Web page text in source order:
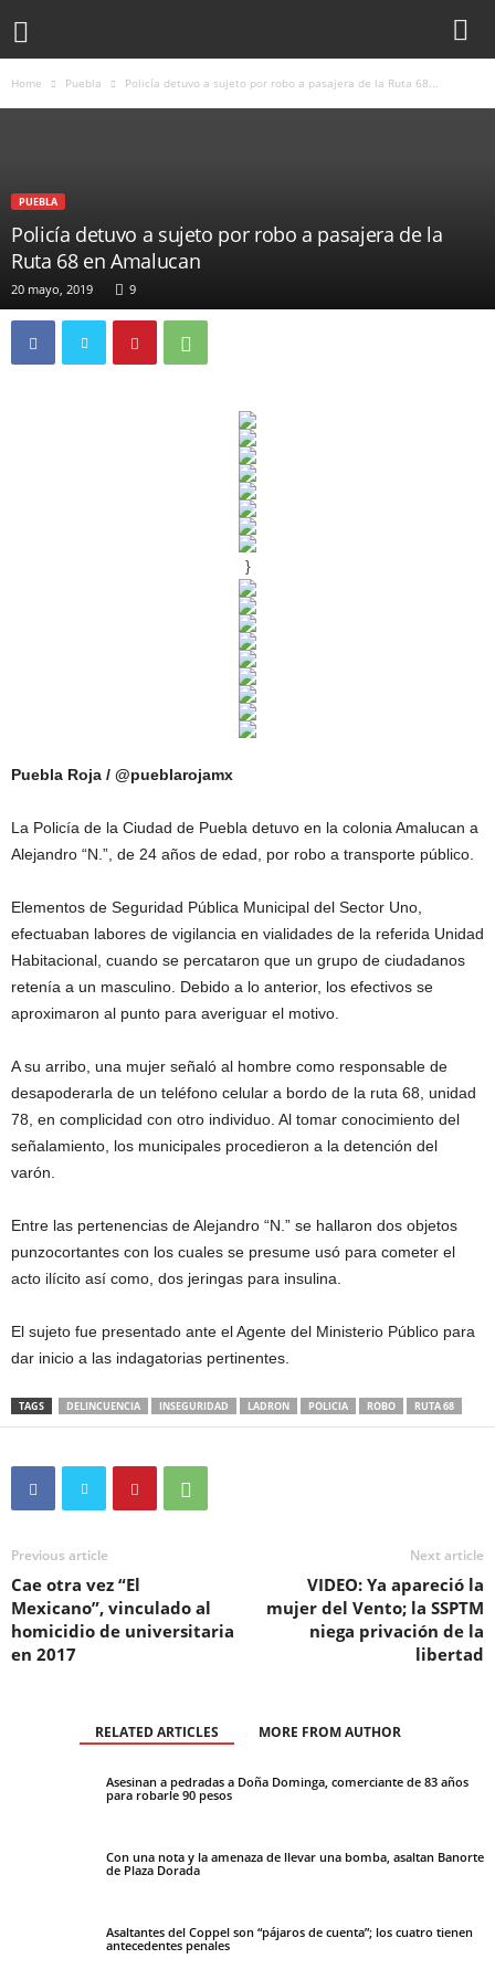
Home Puebla Policía detuvo a sujeto por robo a pasajera de la Ruta 68...
PUEBLA
Policía detuvo a sujeto por robo a pasajera de la
Ruta 68 en Amalucan
20 mayo, 2019 9
}
Puebla Roja / @pueblarojamx
La Policía de la Ciudad de Puebla detuvo en la colonia Amalucan a
Alejandro “N.”, de 24 años de edad, por robo a transporte público.
Elementos de Seguridad Pública Municipal del Sector Uno,
efectuaban labores de vigilancia en vialidades de la referida Unidad
Habitacional, cuando se percataron que un grupo de ciudadanos
retenía a un masculino. Debido a lo anterior, los efectivos se
aproximaron al punto para averiguar el motivo.
A su arribo, una mujer señaló al hombre como responsable de
desapoderarla de un teléfono celular a bordo de la ruta 68, unidad
78, en complicidad con otro individuo. Al tomar conocimiento del
señalamiento, los municipales procedieron a la detención del
varón.
Entre las pertenencias de Alejandro “N.” se hallaron dos objetos
punzocortantes con los cuales se presume usó para cometer el
acto ilícito así como, dos jeringas para insulina.
El sujeto fue presentado ante el Agente del Ministerio Público para
dar inicio a las indagatorias pertinentes.
TAGS DELINCUENCIA INSEGURIDAD LADRON POLICIA ROBO RUTA 68
Previous article
Cae otra vez “El
Mexicano”, vinculado al
homicidio de universitaria
en 2017
Next article
VIDEO: Ya apareció la
mujer del Vento; la SSPTM
niega privación de la
libertad
RELATED ARTICLES MORE FROM AUTHOR
Asesinan a pedradas a Doña Dominga, comerciante de 83 años
para robarle 90 pesos
Con una nota y la amenaza de llevar una bomba, asaltan Banorte
de Plaza Dorada
Asaltantes del Coppel son “pájaros de cuenta”; los cuatro tienen
antecedentes penales